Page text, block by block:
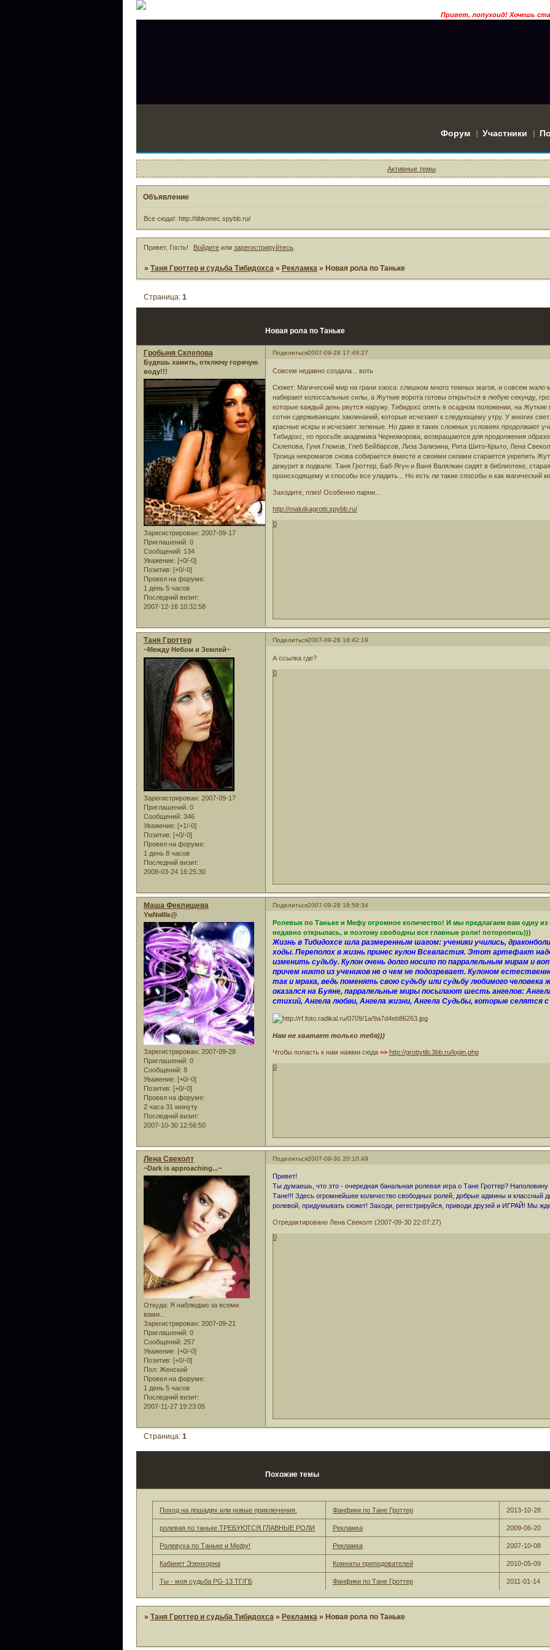
Привет, лопухоид! Хочешь
Форум Участники
Активные темы
Объявление
Все сюда!: http://tibkonec.spybb.ru/
Привет, Гость! Войдите или зарегистрируйтесь
» Таня Гроттер и судьба Тибидохса » Рекламка » Новая рола по Таньке
Новая рола по Таньке
Страница: 1
Поделиться2007-09-28 17:49:27
Гробыня Склепова
Будешь хамить, отключу горячую
воду!!!
Зарегистрирован: 2007-09-17
Приглашений: 0
Сообщений: 134
Уважение: [+0/-0]
Позитив: [+0/-0]
Провел на форуме:
1 день 5 часов
Последний визит:
2007-12-16 10:32:58
Совсем недавно создала... воть
Сюжет: Магический мир на грани хаоса: слишком много темных магов, и совсем мало
набирают колоссальные силы, а Жуткие ворота готовы открыться в любую секунду,
которые каждый день рвутся наружу. Тибидохс опять в осадном положении, на
сотни сдерживающих заклинаний, которые исчезают к следующему утру. У многих
красные искры и исчезают зеленые. Но даже в таких сложных условиях продолжают
Тибидохс, по просьбе академика Черноморова, возвращаются для продолжения
Склепова, Гуня Гломов, Глеб Бейбарсов, Лиза Зализина, Рита Шито-Крыто, Лена
Троица некромагов снова собирается вместе и своими силами старается укрепить
дежурит в подвале. Таня Гроттер, Баб-Ягун и Ваня Валялкин сидят в библиотеке,
происходящему и способы все уладить... Но есть ли такие способы и как магический
Заходите, плиз! Особенно парни...
http://malutkagrotti.spybb.ru/
0
Поделиться2007-09-28 18:42:19
Таня Гроттер
~Между Небом и Землей~
Зарегистрирован: 2007-09-17
Приглашений: 0
Сообщений: 346
Уважение: [+1/-0]
Позитив: [+0/-0]
Провел на форуме:
1 день 8 часов
Последний визит:
2008-03-24 16:25:30
А ссылка где?
0
Поделиться2007-09-28 18:58:34
Маша Феклищева
YмNяIIIк@
Зарегистрирован: 2007-09-28
Приглашений: 0
Сообщений: 8
Уважение: [+0/-0]
Позитив: [+0/-0]
Провел на форуме:
2 часа 31 минуту
Последний визит:
2007-10-30 12:56:50
Ролевых по Таньке и Мефу огромное количество! И мы предлагаем вам одну из
недавно открылась, и поэтому свободны все главные роли! поторопись)))
Жизнь в Тибидохсе шла размеренным шагом: ученики учились,
ходы. Переполох в жизнь принес кулон Всевластия. Этот артефакт
изменить судьбу. Кулон очень долго носило по парралельным мирам и
причем никто из учеников не о чем не подозревает. Кулоном
так и мрака, ведь поменять свою судьбу или судьбу любимого человека
оказался на Буяне, парралельные миры посылают шесть ангелов:
стихий, Ангела любви, Ангела жизни, Ангела Судьбы, которые селятся с
Нам не хватает только тебя)))
Чтобы попасть к нам нажми сюда => http://grottytib.3bb.ru/login.php
0
Поделиться2007-09-30 20:10:49
Лена Свеколт
~Dark is approaching...~
Откуда: Я наблюдаю за всеми
вами...
Зарегистрирован: 2007-09-21
Приглашений: 0
Сообщений: 257
Уважение: [+0/-0]
Позитив: [+0/-0]
Пол: Женский
Провел на форуме:
1 день 5 часов
Последний визит:
2007-11-27 19:23:05
Привет!
Ты думаешь, что это - очередная банальная ролевая игра о Тане Гроттер?
Тане!!! Здесь огромнейшее количество свободных ролей, добрые админы и классный
ролевой, придумывать сюжет! Заходи, регестрируйся, приводи друзей и ИГРАЙ! Мы
Отредактировано Лена Свеколт (2007-09-30 22:07:27)
0
Страница: 1
Похожие темы
Поход на лошадях или новые приключения. Фанфики по Тане Гроттер 2013-10-28
ролевая по таньке ТРЕБУЮТСЯ ГЛАВНЫЕ РОЛИ Рекламка 2009-06-20
Ролевуха по Таньке и Мефу! Рекламка 2007-10-08
Кабинет Эзенхорна Комнаты преподователей 2010-05-09
Ты - моя судьба PG-13 ТГ/ГБ Фанфики по Тане Гроттер 2011-01-14
» Таня Гроттер и судьба Тибидохса » Рекламка » Новая рола по Таньке